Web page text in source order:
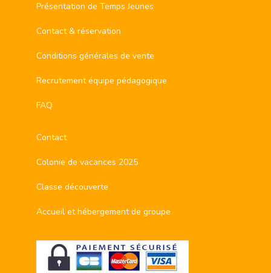
Présentation de Temps Jeunes
Contact & réservation
Conditions générales de vente
Recrutement équipe pédagogique
FAQ
Contact
Colonie de vacances 2025
Classe découverte
Accueil et hébergement de groupe